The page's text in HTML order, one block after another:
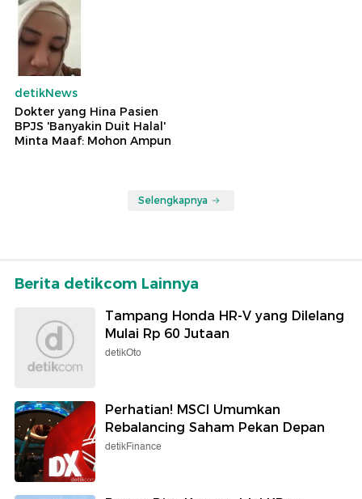
detikNews
Dokter yang Hina Pasien
BPJS 'Banyakin Duit Halal'
Minta Maaf: Mohon Ampun
Selengkapnya
Berita detikcom Lainnya
Tampang Honda HR-V yang Dilelang
Mulai Rp 60 Jutaan
detikOto
Perhatian! MSCI Umumkan
Rebalancing Saham Pekan Depan
detikFinance